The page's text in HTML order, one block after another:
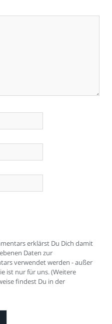
erklärst Du Dich damit
Daten zur
verwendet werden - außer
ist nur für uns. (Weitere
findest Du in der